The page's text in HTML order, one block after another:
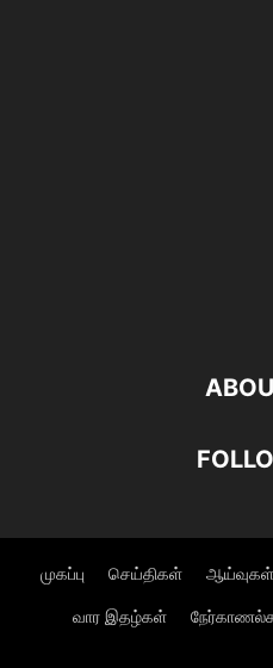
முகப்பு செய்திகள் ஆய்வுகள்
வார இதழ்கள்